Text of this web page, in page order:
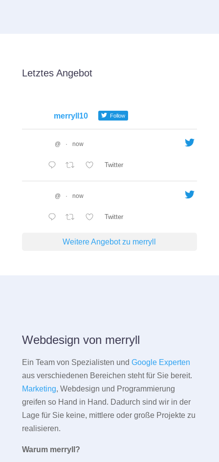
Letztes Angebot
merryll10 Follow
@ · now
Twitter
@ · now
Twitter
Weitere Angebot zu merryll
Webdesign von merryll
Ein Team von Spezialisten und Google Experten
aus verschiedenen Bereichen steht für Sie bereit.
Marketing, Webdesign und Programmierung
greifen so Hand in Hand. Dadurch sind wir in der
Lage für Sie keine, mittlere oder große Projekte zu
realisieren.
Warum merryll?